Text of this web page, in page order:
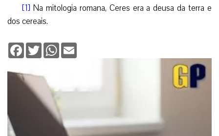
[1] Na mitologia romana, Ceres era a deusa da terra e
dos cereais.
Facebook
TwitterWhatsApp